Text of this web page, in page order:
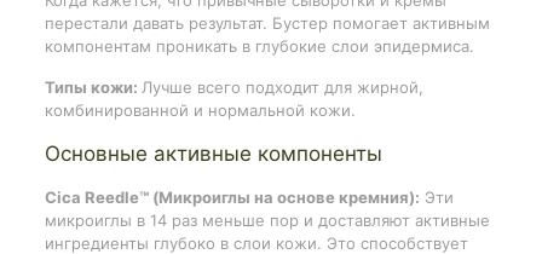
перестали давать результат. Бустер помогает активным
компонентам проникать в глубокие слои эпидермиса.
Типы кожи: Лучше всего подходит для жирной,
комбинированной и нормальной кожи.
Основные активные компоненты
Cica Reedle™ (Микроиглы на основе кремния): Эти
микроиглы в 14 раз меньше пор и доставляют активные
ингредиенты глубоко в слои кожи. Это способствует